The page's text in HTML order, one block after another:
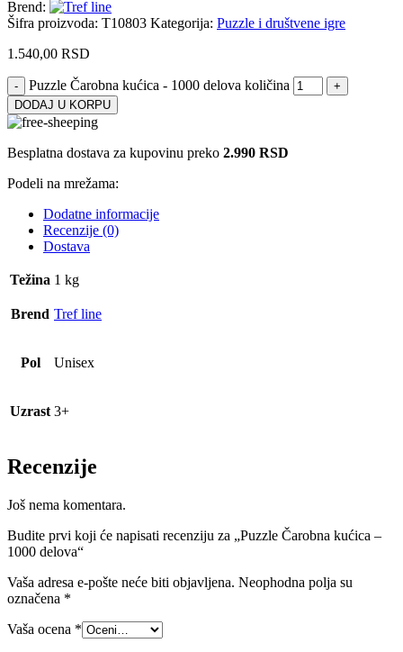
Brend:
Šifra proizvoda: T10803 Kategorija: Puzzle i društvene igre
1.540,00 RSD
Puzzle Čarobna kućica - 1000 delova količina
DODAJ U KORPU
Besplatna dostava za kupovinu preko 2.990 RSD
Podeli na mrežama:
Dodatne informacije
Recenzije (0)
Dostava
Težina 1 kg
Brend Tref line
Pol Unisex
Uzrast 3+
Recenzije
Još nema komentara.
Budite prvi koji će napisati recenziju za „Puzzle Čarobna kućica –
1000 delova“
Vaša adresa e-pošte neće biti objavljena. Neophodna polja su
označena *
Vaša ocena *